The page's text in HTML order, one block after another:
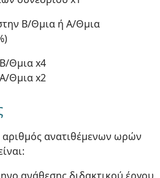
Β/Θμια ή Α/Θμια
Θμια x4
Θμια x2
αριθμός ανατιθέμενων ωρών